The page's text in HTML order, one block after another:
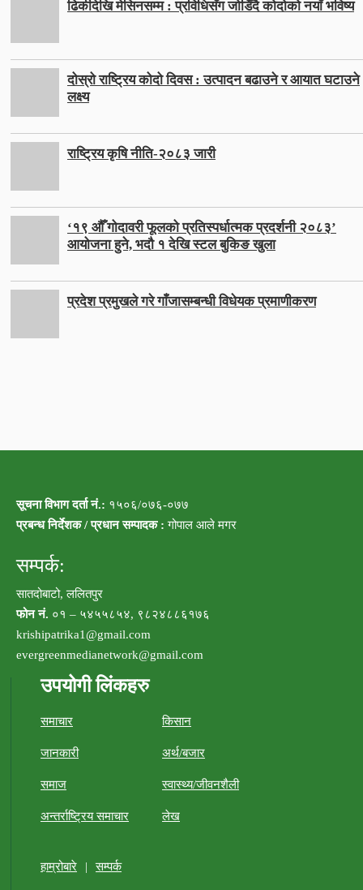
ढिकीदेखि मेसिनसम्म : प्रविधिसँग जोडिँदै कोदोको नयाँ भविष्य
दोस्रो राष्ट्रिय कोदो दिवस : उत्पादन बढाउने र आयात घटाउने
लक्ष्य
राष्ट्रिय कृषि नीति-२०८३ जारी
‘१९ औँ गोदावरी फूलको प्रतिस्पर्धात्मक प्रदर्शनी २०८३’
आयोजना हुने, भदौ १ देखि स्टल बुकिङ खुला
प्रदेश प्रमुखले गरे गाँजासम्बन्धी विधेयक प्रमाणीकरण
सूचना विभाग दर्ता नं.: १५०६/०७६-०७७
प्रबन्ध निर्देशक / प्रधान सम्पादक : गोपाल आले मगर
सम्पर्क:
सातदोबाटो, ललितपुर
फोन नं. ०१ – ५४५५८५४, ९८२४८८६१७६
krishipatrika1@gmail.com
evergreenmedianetwork@gmail.com
उपयोगी लिंकहरु
समाचार किसान
जानकारी अर्थ/बजार
समाज स्वास्थ्य/जीवनशैली
अन्तर्राष्ट्रिय समाचार लेख
हाम्रोबारे | सम्पर्क